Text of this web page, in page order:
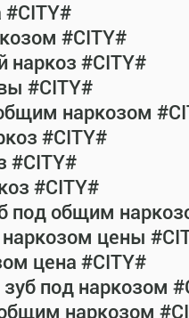
#CITY#
#CITY#
наркоз #CITY#
#CITY#
наркозом
#CITY#
#CITY#
#CITY#
под общим
цены
цена #CITY#
под наркозом
наркозом